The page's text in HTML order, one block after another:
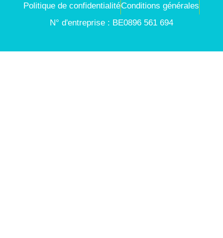
Politique de confidentialitéConditions générales
N° d'entreprise : BE0896 561 694